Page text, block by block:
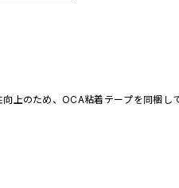
上のため、OCA粘着テープを同梱し